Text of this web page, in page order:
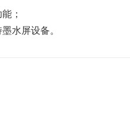
；
水屏设备。